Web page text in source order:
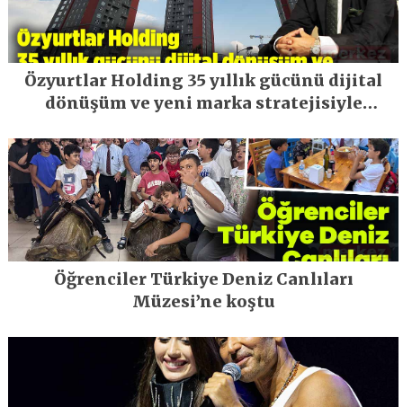
Özyurtlar Holding 35 yıllık gücünü dijital
dönüşüm ve yeni marka stratejisiyle
Öğrenciler Türkiye Deniz Canlıları
Müzesi’ne koştu